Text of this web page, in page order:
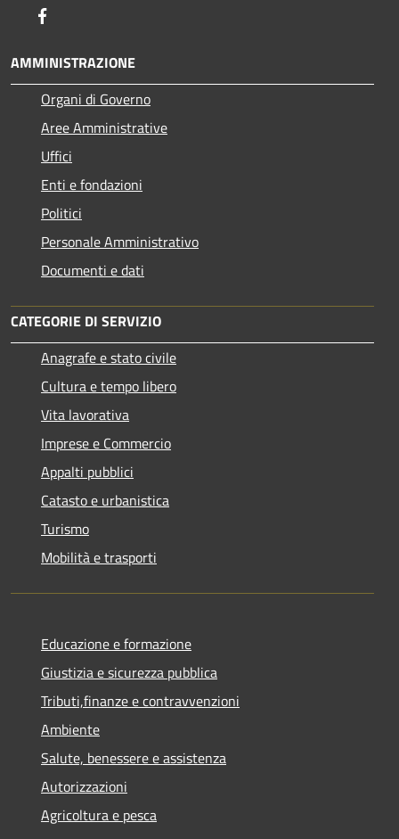
AMMINISTRAZIONE
Organi di Governo
Aree Amministrative
Uffici
Enti e fondazioni
Politici
Personale Amministrativo
Documenti e dati
CATEGORIE DI SERVIZIO
Anagrafe e stato civile
Cultura e tempo libero
Vita lavorativa
Imprese e Commercio
Appalti pubblici
Catasto e urbanistica
Turismo
Mobilità e trasporti
Educazione e formazione
Giustizia e sicurezza pubblica
Tributi,finanze e contravvenzioni
Ambiente
Salute, benessere e assistenza
Autorizzazioni
Agricoltura e pesca